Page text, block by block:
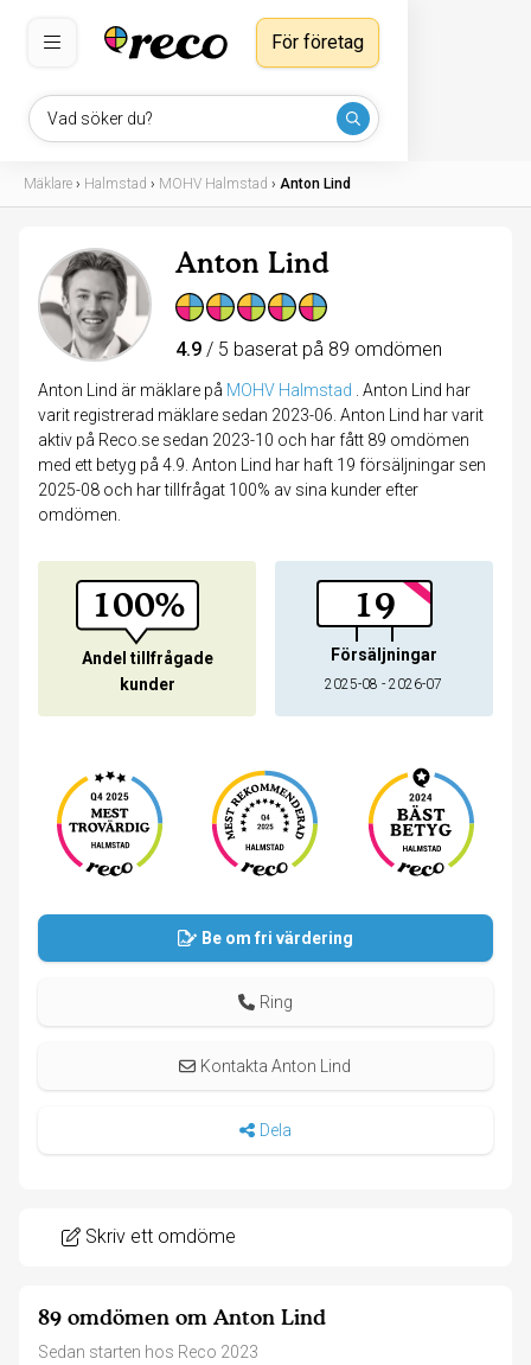
Vad söker du?
För företag
Mäklare › Halmstad › MOHV Halmstad › Anton Lind
Anton Lind
4.9 / 5 baserat på 89 omdömen
Anton Lind är mäklare på MOHV Halmstad
Anton Lind har
varit registrerad mäklare sedan 2023-06. Anton Lind har varit
aktiv på Reco.se sedan 2023-10 och har fått 89 omdömen
med ett betyg på 4.9. Anton Lind har haft 19 försäljningar sen
2025-08 och har tillfrågat 100% av sina kunder efter
omdömen.
100%
Andel tillfrågade
kunder
19
Försäljningar
2025-08 - 2026-07
Be om fri värdering
Ring
Kontakta Anton Lind
Dela
Skriv ett omdöme
89 omdömen om Anton Lind
Sedan starten hos Reco 2023